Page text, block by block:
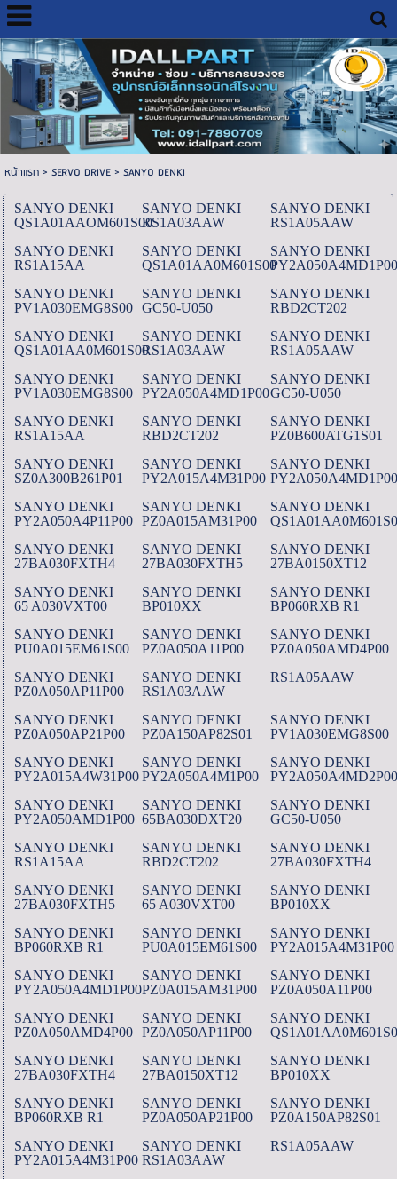
หน้าแรก> SERVO DRIVE> SANYO DENKI
SANYO DENKI
QS1A01AAOM601S00
SANYO DENKI
RS1A03AAW
SANYO DENKI
RS1A05AAW
SANYO DENKI
RS1A15AA
SANYO DENKI
QS1A01AA0M601S00
SANYO DENKI
PY2A050A4MD1P00
SANYO DENKI
PV1A030EMG8S00
SANYO DENKI
GC50-U050
SANYO DENKI
RBD2CT202
SANYO DENKI
QS1A01AA0M601S00
SANYO DENKI
RS1A03AAW
SANYO DENKI
RS1A05AAW
SANYO DENKI
PV1A030EMG8S00
SANYO DENKI
PY2A050A4MD1P00
SANYO DENKI
GC50-U050
SANYO DENKI
RS1A15AA
SANYO DENKI
RBD2CT202
SANYO DENKI
PZ0B600ATG1S01
SANYO DENKI
SZ0A300B261P01
SANYO DENKI
PY2A015A4M31P00
SANYO DENKI
PY2A050A4MD1P00
SANYO DENKI
PY2A050A4P11P00
SANYO DENKI
PZ0A015AM31P00
SANYO DENKI
SANYO DENKI
27BA030FXTH4
SANYO DENKI
27BA030FXTH5
SANYO DENKI
27BA0150XT12
SANYO DENKI
65 A030VXT00
SANYO DENKI
BP010XX
SANYO DENKI
BP060RXB R1
SANYO DENKI
PU0A015EM61S00
SANYO DENKI
PZ0A050A11P00
SANYO DENKI
PZ0A050AMD4P00
SANYO DENKI
PZ0A050AP11P00
SANYO DENKI
RS1A03AAW
RS1A05AAW
SANYO DENKI
PZ0A050AP21P00
SANYO DENKI
PZ0A150AP82S01
SANYO DENKI
PV1A030EMG8S00
SANYO DENKI
PY2A015A4W31P00
SANYO DENKI
PY2A050A4M1P00
SANYO DENKI
PY2A050A4MD2P00
SANYO DENKI
PY2A050AMD1P00
SANYO DENKI
65BA030DXT20
SANYO DENKI
GC50-U050
SANYO DENKI
RS1A15AA
SANYO DENKI
RBD2CT202
SANYO DENKI
27BA030FXTH4
SANYO DENKI
27BA030FXTH5
SANYO DENKI
65 A030VXT00
SANYO DENKI
BP010XX
SANYO DENKI
BP060RXB R1
SANYO DENKI
PU0A015EM61S00
SANYO DENKI
PY2A015A4M31P00
SANYO DENKI
PY2A050A4MD1P00
SANYO DENKI
PZ0A015AM31P00
SANYO DENKI
PZ0A050A11P00
SANYO DENKI
PZ0A050AMD4P00
SANYO DENKI
PZ0A050AP11P00
SANYO DENKI
SANYO DENKI
27BA030FXTH4
SANYO DENKI
27BA0150XT12
SANYO DENKI
BP010XX
SANYO DENKI
BP060RXB R1
SANYO DENKI
PZ0A050AP21P00
SANYO DENKI
PZ0A150AP82S01
SANYO DENKI
PY2A015A4M31P00
SANYO DENKI
RS1A03AAW
RS1A05AAW